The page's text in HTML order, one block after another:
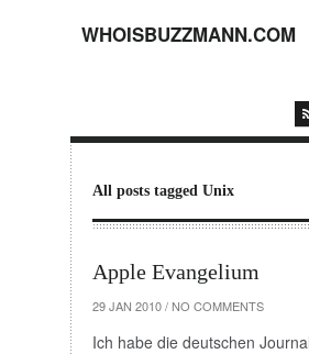
WHOISBUZZMANN.COM
All posts tagged Unix
Apple Evangelium
29 JAN 2010 / NO COMMENTS
Ich habe die deutschen